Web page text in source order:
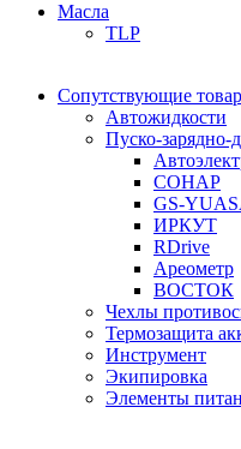
Масла
TLP
Сопутствующие
Автожидкости
Пуско-зарядно-
СОНАР
GS-
ИРКУТ
RDrive
Ареометр
ВОСТОК
Чехлы
Термозащита
Инструмент
Экипировка
Элементы